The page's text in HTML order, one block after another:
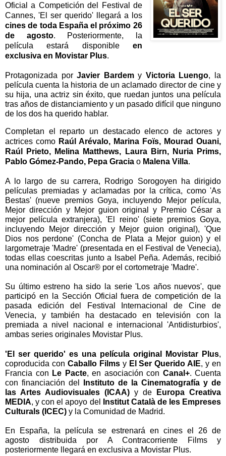
Oficial a Competición del Festival de
Cannes, 'El ser querido' llegará a los
cines de toda España el próximo 26
de agosto. Posteriormente, la
película estará disponible
en
exclusiva en Movistar Plus.
Protagonizada por Javier Bardem y Victoria Luengo, la
película cuenta la historia de un aclamado director de cine y
su hija, una actriz sin éxito, que ruedan juntos una película
tras años de distanciamiento y un pasado difícil que ninguno
de los dos ha querido hablar.
Completan el reparto un destacado elenco de actores y
actrices como Raúl Arévalo, Marina Foïs, Mourad Ouani,
Raúl Prieto, Melina Matthews, Laura Birn, Nuria Prims,
Pablo Gómez-Pando, Pepa Gracia o Malena Villa.
A lo largo de su carrera, Rodrigo Sorogoyen ha dirigido
películas premiadas y aclamadas por la crítica, como 'As
Bestas' (nueve premios Goya, incluyendo Mejor película,
Mejor dirección y Mejor guion original y Premio César a
mejor película extranjera), 'El reino' (siete premios Goya,
incluyendo Mejor dirección y Mejor guion original), 'Que
Dios nos perdone' (Concha de Plata a Mejor guion) y el
largometraje 'Madre' (presentada en el Festival de Venecia),
todas ellas coescritas junto a Isabel Peña. Además, recibió
una nominación al Oscar® por el cortometraje 'Madre'.
Su último estreno ha sido la serie 'Los años nuevos', que
participó en la Sección Oficial fuera de competición de la
pasada edición del Festival Internacional de Cine de
Venecia, y también ha destacado en televisión con la
premiada a nivel nacional e internacional 'Antidisturbios',
ambas series originales Movistar Plus.
'El ser querido' es una película original Movistar Plus,
coproducida con Caballo Filmsy El Ser Querido AIE, y en
Francia con Le Pacte, en asociación con Canal+. Cuenta
con financiación del
Instituto de la Cinematografía y de
las Artes Audiovisuales (ICAA) y de
Europa Creativa
MEDIA, y con el apoyo del
Institut Català de les Empreses
Culturals (ICEC) y la Comunidad de Madrid.
En España, la película se estrenará en cines el 26 de
agosto distribuida por A Contracorriente Films y
posteriormente llegará en exclusiva a Movistar Plus.